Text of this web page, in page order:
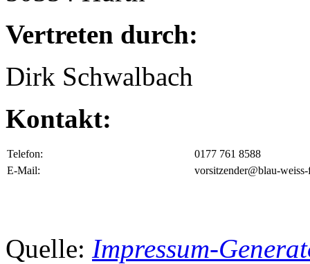
Vertreten durch:
Dirk Schwalbach
Kontakt:
Telefon:
0177 761 8588
E-Mail:
vorsitzender@blau-
Quelle: Impressum-